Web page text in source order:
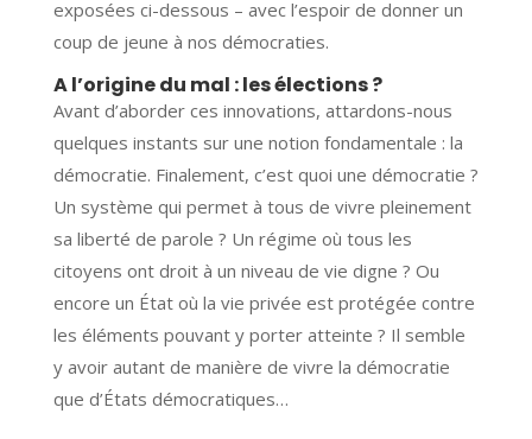
exposées ci-dessous – avec l’espoir de donner un
coup de jeune à nos démocraties.
A l’origine du mal : les élections ?
Avant d’aborder ces innovations, attardons-nous
quelques instants sur une notion fondamentale : la
démocratie. Finalement, c’est quoi une démocratie ?
Un système qui permet à tous de vivre pleinement
sa liberté de parole ? Un régime où tous les
citoyens ont droit à un niveau de vie digne ? Ou
encore un État où la vie privée est protégée contre
les éléments pouvant y porter atteinte ? Il semble
y avoir autant de manière de vivre la démocratie
que d’États démocratiques…